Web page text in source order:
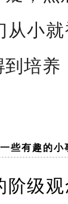
从小
到培养
些有趣的小
阶级